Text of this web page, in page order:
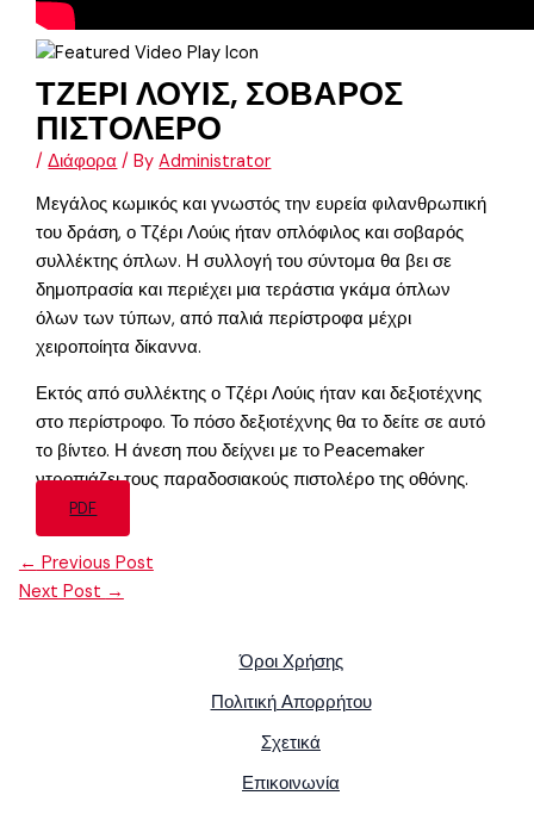
ΤΖΕΡΙ ΛΟΥΙΣ, ΣΟΒΑΡΟΣ
ΠΙΣΤΟΛΕΡΟ
/Διάφορα / ByAdministrator
Μεγάλος κωμικός και γνωστός την ευρεία φιλανθρωπική
του δράση, ο Τζέρι Λούις ήταν οπλόφιλος και σοβαρός
συλλέκτης όπλων. Η συλλογή του σύντομα θα βει σε
δημοπρασία και περιέχει μια τεράστια γκάμα όπλων
όλων των τύπων, από παλιά περίστροφα μέχρι
χειροποίητα δίκαννα.
Εκτός από συλλέκτης ο Τζέρι Λούις ήταν και δεξιοτέχνης
στο περίστροφο. Το πόσο δεξιοτέχνης θα το δείτε σε αυτό
το βίντεο. Η άνεση που δείχνει με το Peacemaker
ντροπιάζει τους παραδοσιακούς πιστολέρο της οθόνης.
PDF
← Previous Post
Next Post →
Όροι Χρήσης
Πολιτική Απορρήτου
Σχετικά
Επικοινωνία